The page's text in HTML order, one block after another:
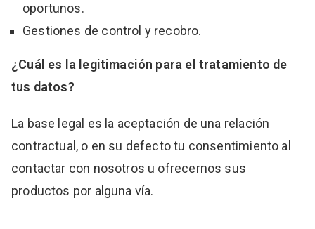
oportunos.
Gestiones de control y recobro.
¿Cuál es la legitimación para el tratamiento de
tus datos?
La base legal es la aceptación de una relación
contractual, o en su defecto tu consentimiento al
contactar con nosotros u ofrecernos sus
productos por alguna vía.